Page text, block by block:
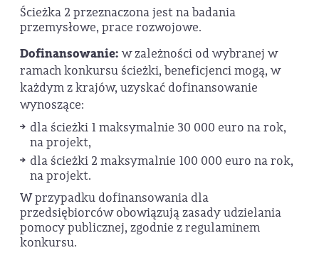
Ścieżka 2 przeznaczona jest na badania
przemysłowe, prace rozwojowe.
Dofinansowanie: w zależności od wybranej w
ramach konkursu ścieżki, beneficjenci mogą, w
każdym z krajów, uzyskać dofinansowanie
wynoszące:
dla ścieżki 1 maksymalnie 30 000 euro na rok,
na projekt,
dla ścieżki 2 maksymalnie 100 000 euro na rok,
na projekt.
W przypadku dofinansowania dla
przedsiębiorców obowiązują zasady udzielania
pomocy publicznej, zgodnie z regulaminem
konkursu.